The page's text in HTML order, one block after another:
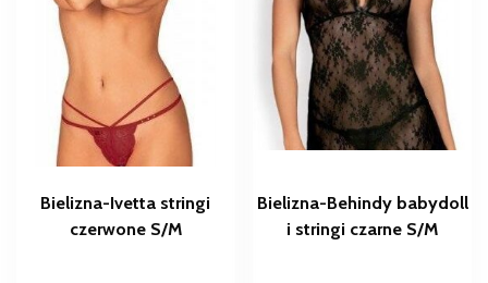
Bielizna-Ivetta stringi
czerwone S/M
Bielizna-Behindy babydoll
i stringi czarne S/M